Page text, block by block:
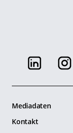
Mediadaten
Kontakt